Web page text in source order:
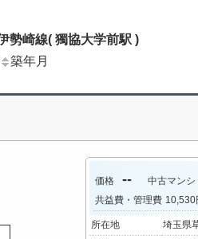
勢崎線( 獨協大学前駅 )
築年月
価格 -- 中古マンシ
共益費・管理費 10,530
所在地
埼玉県